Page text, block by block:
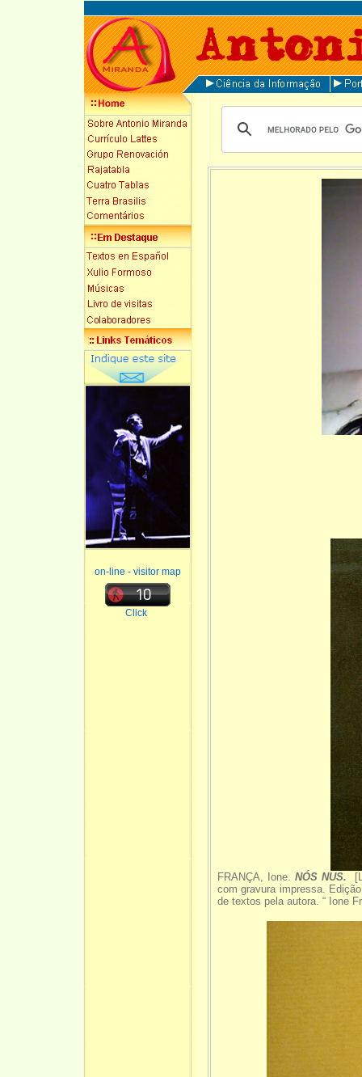
on-line - visitor map
Click
FRANÇA, Ione. NÓS NUS.
com gravura impressa.
de textos pela autora. “ Ione